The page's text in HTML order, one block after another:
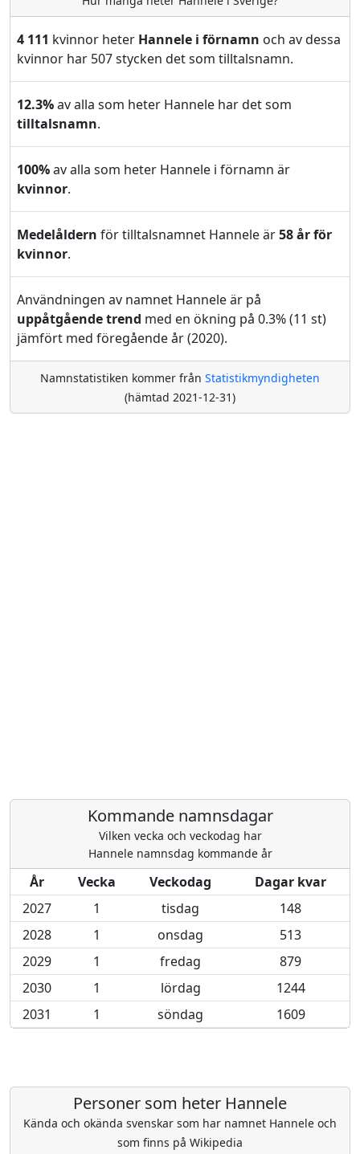
4 111 kvinnor heter Hannele i förnamn och av dessa
kvinnor har 507 stycken det som tilltalsnamn.
12.3%av alla som heter Hannele har det som
tilltalsnamn.
100%av alla som heter Hannele i förnamn är
kvinnor.
Medelåldern för tilltalsnamnet Hannele är58 år för
kvinnor.
Användningen av namnet Hannele är på
uppåtgående trend med en ökning på 0.3% (11 st)
jämfört med föregående år (2020).
Namnstatistiken kommer från Statistikmyndigheten
(hämtad 2021-12-31)
Kommande namnsdagar
Vilken vecka och veckodag har
Hannele namnsdag kommande år
År Vecka Veckodag
Dagar kvar
2027
1 tisdag
148
2028
1 onsdag
513
2029
1 fredag
879
2030
1 lördag
1244
2031
1 söndag 1609
Personer som heter Hannele
Kända och okända svenskar som har namnet Hannele och
som finns på Wikipedia